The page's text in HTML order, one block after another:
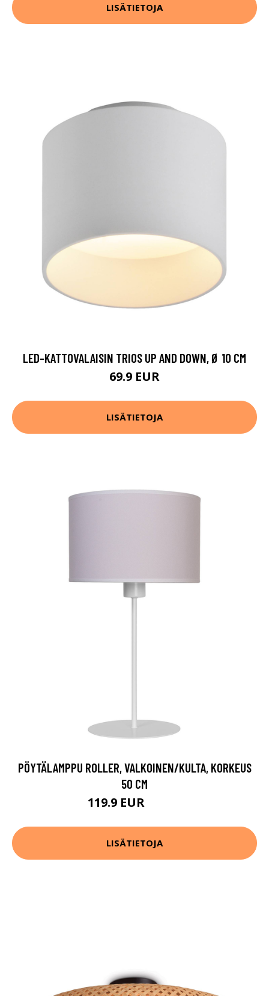
LISÄTIETOJA
LED-KATTOVALAISIN TRIOS UP AND DOWN, Ø 10 CM
69.9 EUR
LISÄTIETOJA
PÖYTÄLAMPPU ROLLER, VALKOINEN/KULTA, KORKEUS
50 CM
119.9 EUR
LISÄTIETOJA